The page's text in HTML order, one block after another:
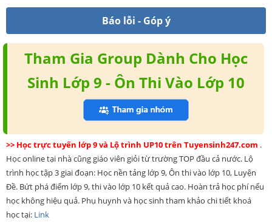
Báo lỗi - Góp ý
Tham Gia Group Dành Cho Học
Sinh Lớp 9 - Ôn Thi Vào Lớp 10
>> Học trực tuyến lớp 9 và Lộ trình UP10 trên Tuyensinh247.com .
Học online tại nhà cũng giáo viên giỏi từ trường TOP đầu cả nước. Lộ
trình học tập 3 giai đoạn: Học nền tảng lớp 9, Ôn thi vào lớp 10, Luyện
Đề. Bứt phá điểm lớp 9, thi vào lớp 10 kết quả cao. Hoàn trả học phí nếu
học không hiệu quả. Phụ huynh và học sinh tham khảo chi tiết khoá
học tại: Link